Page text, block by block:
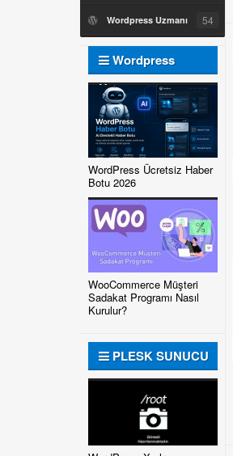
Wordpress Uzmanı 54
Wordpress
Uzmanı
WordPress Ücretsiz Haber
Botu 2026
WooCommerce Müşteri
Sadakat Programı Nasıl
Kurulur?
PLESK SUNUCU